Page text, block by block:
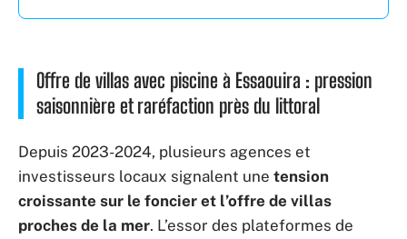
Offre de villas avec piscine à Essaouira : pression
saisonnière et raréfaction près du littoral
Depuis 2023-2024, plusieurs agences et
investisseurs locaux signalent une tension
croissante sur le foncier et l’offre de villas
proches de la mer. L’essor des plateformes de